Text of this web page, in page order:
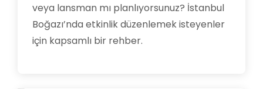
veya lansman mı planlıyorsunuz? İstanbul
Boğazı’nda etkinlik düzenlemek isteyenler
için kapsamlı bir rehber.